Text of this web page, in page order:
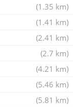
(1.35 km)
(1.41 km)
(2.41 km)
(2.7 km)
(4.21 km)
(5.46 km)
(5.81 km)